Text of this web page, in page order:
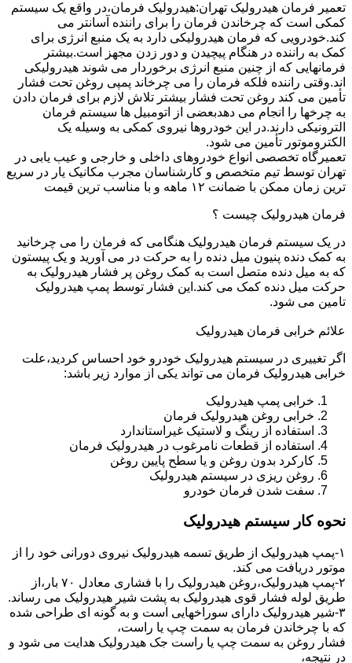
تعمیر فرمان هیدرولیک تهران:هیدرولیک فرمان،در واقع یک سیستم
کمکی است که چرخاندن فرمان را برای راننده آسانتر می
کند.خودرویی که فرمان هیدرولیکی دارد به یک منبع انرژی برای
کمک به راننده در هنگام پیچیدن و دور زدن مجهز است.بیشتر
فرمانهایی که از چنین منبع انرژی برخوردار می شوند هیدرولیکی
اند.وقتی راننده فلکه فرمان را می چرخاند پمپی روغن تحت فشار
تأمین می کند روغن تحت فشار بیشتر تلاش لازم برای فرمان دادن
به چرخها را انجام می دهدبعضی از اتومبیل ها سیستم فرمان
الترونیکی دارند.در این خودروها نیروی کمکی به وسیله یک
الکتروموتور تأمین می شود.
تعمیرگاه تخصصی انواع خودروهای داخلی و خارجی و عیب یابی در
تهران توسط تیم متخصص و کارشناسان مجرب مکانیک یار در سریع
ترین زمان ممکن با ضمانت ۱۲ ماهه و با مناسب ترین قیمت
فرمان هیدرولیک چیست ؟
در یک سیستم فرمان هیدرولیک هنگامی که فرمان را می چرخانید
به کمک دنده پنیون میل دنده را به حرکت در می آورید و یک پیستون
که به میل دنده متصل است به کمک روغن پر فشار هیدرولیک به
حرکت میل دنده کمک می کند.این فشار توسط پمپ هیدرولیک
تامین می شود.
علائم خرابی فرمان هیدرولیک
اگر تغییری در سیستم هیدرولیک خودرو خود احساس کردید،علت
خرابی هیدرولیک فرمان می تواند یکی از موارد زیر باشد:
خرابی پمپ هیدرولیک
خرابی روغن هیدرولیک فرمان
استفاده از رینگ و لاستیک غیراستاندارد
استفاده از قطعات نامرغوب در هیدرولیک فرمان
کارکرد بدون روغن و یا سطح پایین روغن
روغن ریزی در سیستم هیدرولیک
سفت شدن فرمان خودرو
نحوه کار سیستم هیدرولیک
۱-پمپ هیدرولیک از طریق تسمه هیدرولیک نیروی دورانی خود را از
موتور دریافت می کند.
۲-پمپ هیدرولیک،روغن هیدرولیک را با فشاری معادل ۷۰ بار،از
طریق لوله فشار قوی هیدرولیک به پشت شیر هیدرولیک می رساند.
۳-شیر هیدرولیک دارای سوراخهایی است و به گونه ای طراحی شده
که با چرخاندن فرمان به سمت چپ یا راست،
فشار روغن به سمت چپ یا راست جک هیدرولیک هدایت می شود و
در نتیجه،